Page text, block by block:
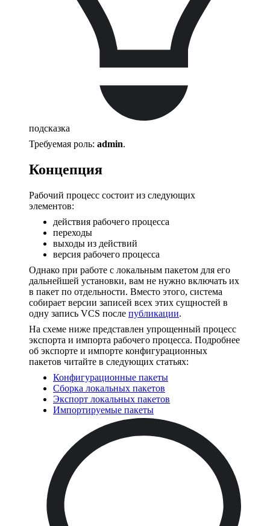
подсказка
Требуемая роль: admin.
Концепция
Рабочий процесс состоит из следующих
элементов:
действия рабочего процесса
переходы
выходы из действий
версия рабочего процесса
Однако при работе с локальным пакетом для его
дальнейшей установки, вам не нужно включать их
в пакет по отдельности. Вместо этого, система
собирает версии записей всех этих сущностей в
одну запись VCS после публикации.
На схеме ниже представлен упрощенный процесс
экспорта и импорта рабочего процесса. Подробнее
об экспорте и импорте конфигурационных
пакетов читайте в следующих статьях:
Конфигурационные пакеты
Сборка локальных пакетов
Экспорт локальных пакетов
Импортируемые пакеты